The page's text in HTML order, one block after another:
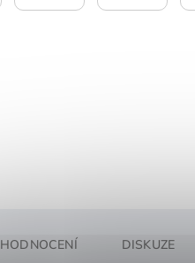
HODNOCENÍ
DISKUZE